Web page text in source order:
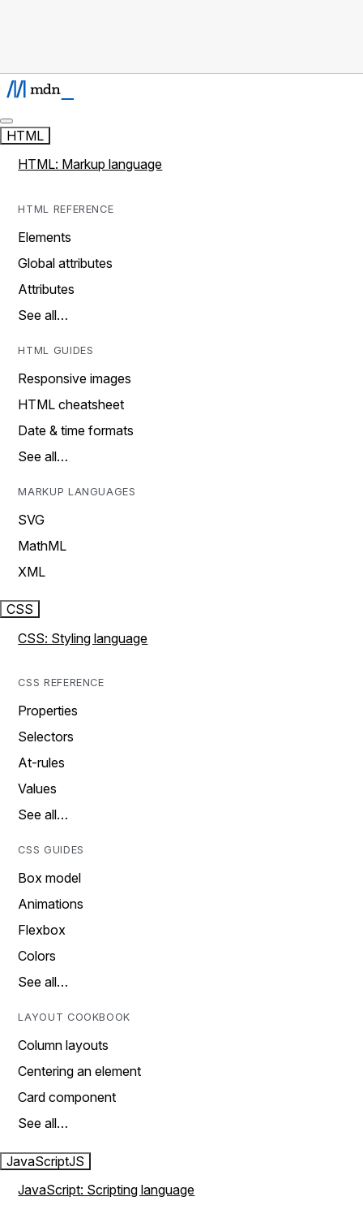
HTML
HTML: Markup language
HTML REFERENCE
Elements
Global attributes
Attributes
See all…
HTML GUIDES
Responsive images
HTML cheatsheet
Date & time formats
See all…
MARKUP LANGUAGES
SVG
MathML
XML
CSS
CSS: Styling language
CSS REFERENCE
Properties
Selectors
At-rules
Values
See all…
CSS GUIDES
Box model
Animations
Flexbox
Colors
See all…
LAYOUT COOKBOOK
Column layouts
Centering an element
Card component
See all…
JavaScriptJS
JavaScript: Scripting language